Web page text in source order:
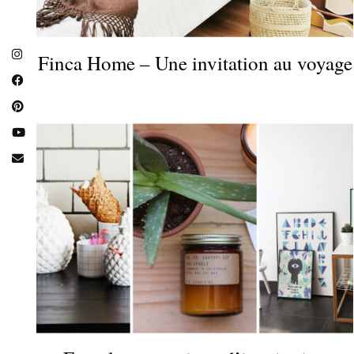
Finca Home – Une invitation au voyage